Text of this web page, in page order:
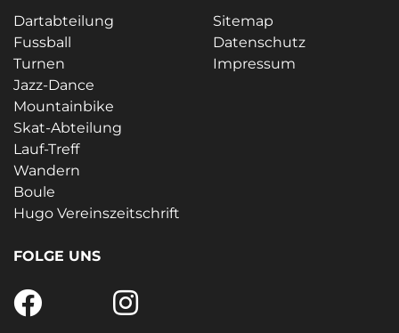
Dartabteilung
Fussball
Turnen
Jazz-Dance
Mountainbike
Skat-Abteilung
Lauf-Treff
Wandern
Boule
Hugo Vereinszeitschrift
Sitemap
Datenschutz
Impressum
FOLGE UNS